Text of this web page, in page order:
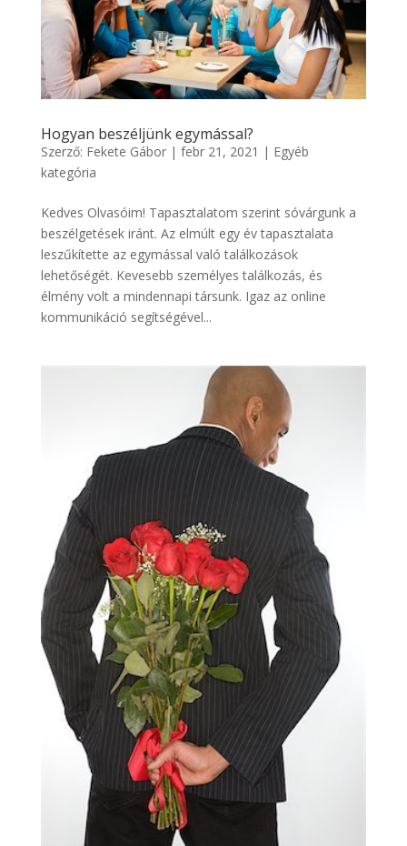
Hogyan beszéljünk egymással?
Szerző: Fekete Gábor| febr 21, 2021 | Egyéb
kategória
Kedves Olvasóim! Tapasztalatom szerint sóvárgunk a
beszélgetések iránt. Az elmúlt egy év tapasztalata
leszűkítette az egymással való találkozások
lehetőségét. Kevesebb személyes találkozás, és
élmény volt a mindennapi társunk. Igaz az online
kommunikáció segítségével...